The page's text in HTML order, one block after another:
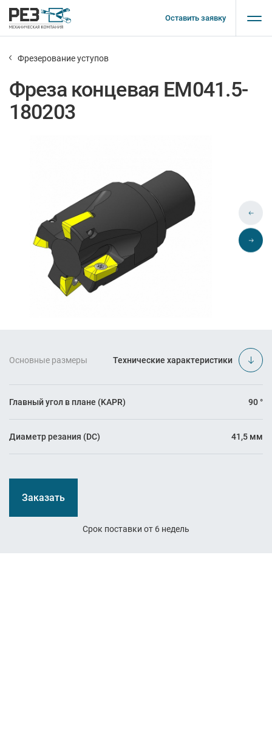
Оставить заявку
Основные размеры Технические характеристики
Главный угол в плане (KAPR) 90 °
Диаметр резания (DC) 41,5 мм
Заказать
Срок поставки от 6 недель
Фрезерование уступов
Фреза концевая EM041.5-
180203